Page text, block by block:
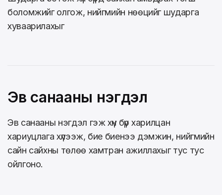
боломжийг олгож, нийгмийн нөөцийг шударга
хуваарилахыг
Эв санааны нэгдэл
Эв санааны нэгдэл гэж хүн бүр харилцан
хариуцлага хүлээж, бие биенээ дэмжин, нийгмийн
сайн сайхны төлөө хамтран ажиллахыг тус тус
ойлгоно.